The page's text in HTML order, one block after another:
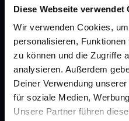
Diese Webseite verwendet
Wir verwenden Cookies,
personalisieren,
zu können und die Zugriffe
analysieren. Außerdem
Deiner Verwendung
für soziale Medien,
Unsere Partner führen
gesund.de
Über uns
Karriere